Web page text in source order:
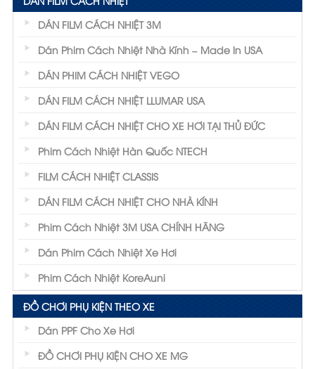
DÁN FILM CÁCH NHIỆT 3M
Dán Phim Cách Nhiệt Nhà Kính – Made In USA
DÁN PHIM CÁCH NHIỆT VEGO
DÁN FILM CÁCH NHIỆT LLUMAR USA
DÁN FILM CÁCH NHIỆT CHO XE HƠI TẠI THỦ ĐỨC
Phim Cách Nhiệt Hàn Quốc NTECH
FILM CÁCH NHIỆT CLASSIS
DÁN FILM CÁCH NHIỆT CHO NHÀ KÍNH
Phim Cách Nhiệt 3M USA CHÍNH HÃNG
Dán Phim Cách Nhiệt Xe Hơi
Phim Cách Nhiệt KoreAuni
ĐỒ CHƠI PHỤ KIỆN THEO XE
Dán PPF Cho Xe Hơi
ĐỒ CHƠI PHỤ KIỆN CHO XE MG